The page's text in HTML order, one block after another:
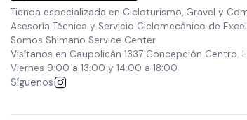
Tienda especializada en Cicloturismo, Gravel y
Asesoría Técnica y Servicio Ciclomecánico de
Somos Shimano Service Center.
Visítanos en Caupolicán 1337 Concepción Centro.
Viernes 9:00 a 13:00 y 14:00 a 18:00
Síguenos